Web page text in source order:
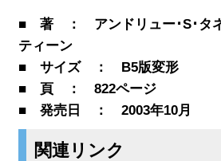
■ 著 ： アンドリュー･S･タネ
ティーン
■ サイズ ： B5版変形
■ 頁 ： 822ページ
■ 発売日 ： 2003年10月
関連リンク